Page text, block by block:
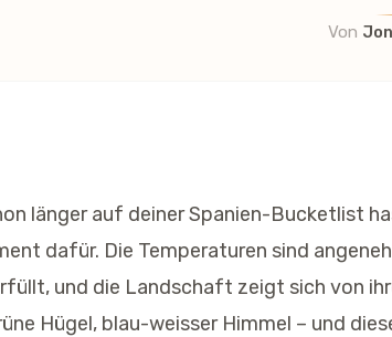
Von
länger auf deiner Spanien-Bucketlist
dafür. Die Temperaturen sind
und die Landschaft zeigt sich von
Hügel, blau-weisser Himmel – und